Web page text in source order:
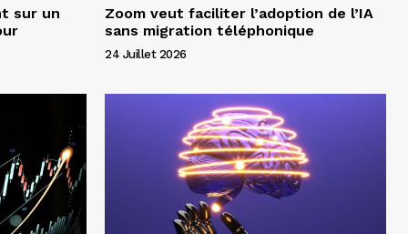
sur un
Zoom veut faciliter l’adoption de l’IA
sans migration téléphonique
24 Juillet 2026